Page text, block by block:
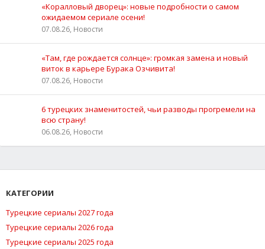
«Коралловый дворец»: новые подробности о самом
ожидаемом сериале осени!
07.08.26, Новости
«Там, где рождается солнце»: громкая замена и новый
виток в карьере Бурака Озчивита!
07.08.26, Новости
6 турецких знаменитостей, чьи разводы прогремели на
всю страну!
06.08.26, Новости
КАТЕГОРИИ
Турецкие сериалы 2027 года
Турецкие сериалы 2026 года
Турецкие сериалы 2025 года